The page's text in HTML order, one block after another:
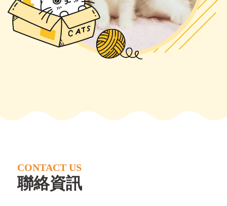
CONTACT US
聯絡資訊